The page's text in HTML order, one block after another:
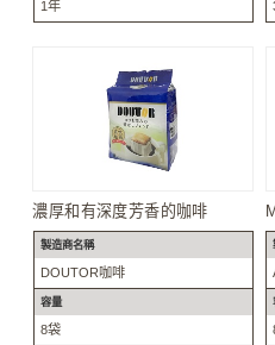
1年
濃厚和有深度芳香的咖啡
製造商名稱
DOUTOR咖啡
容量
8袋